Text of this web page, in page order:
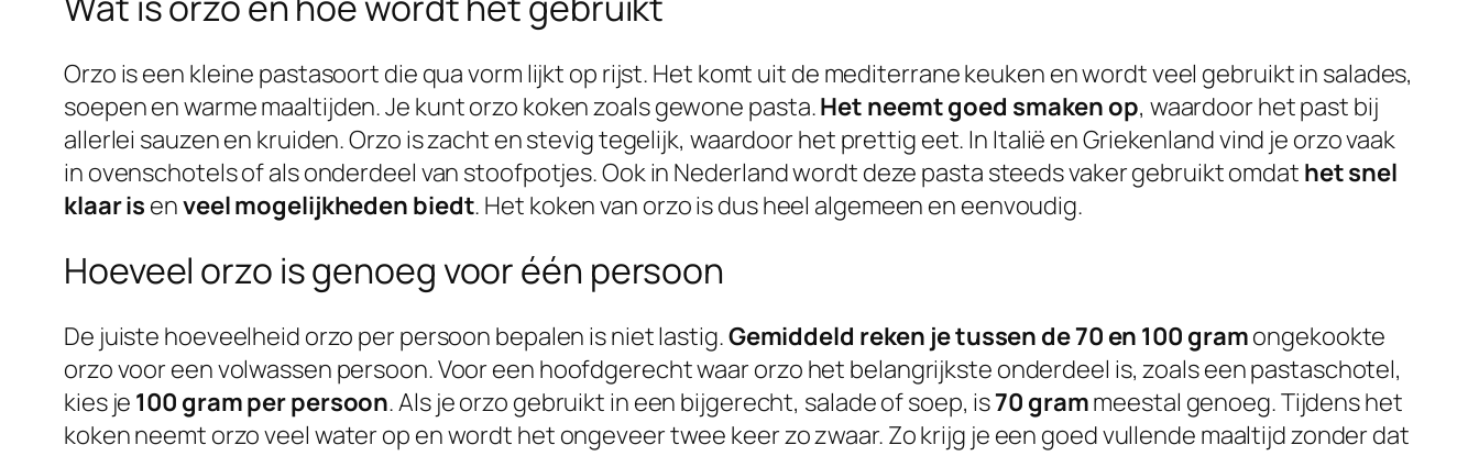
Orzo is een kleine pastasoort die qua vorm lijkt op rijst. Het komt uit de mediterrane keuken en wordt veel gebruikt in salades,
soepen en warme maaltijden. Je kunt orzo koken zoals gewone pasta.Het neemt goed smaken op, waardoor het past bij
allerlei sauzen en kruiden. Orzo is zacht en stevig tegelijk, waardoor het prettig eet. In Italië en Griekenland vind je orzo vaak
in ovenschotels of als onderdeel van stoofpotjes. Ook in Nederland wordt deze pasta steeds vaker gebruikt omdat het snel
klaar is enveel mogelijkheden biedt. Het koken van orzo is dus heel algemeen en eenvoudig.
Hoeveel orzo is genoeg voor één persoon
De juiste hoeveelheid orzo per persoon bepalen is niet lastig.Gemiddeld reken je tussen de 70 en 100 gramongekookte
orzo voor een volwassen persoon. Voor een hoofdgerecht waar orzo het belangrijkste onderdeel is, zoals een pastaschotel,
kies je 100 gram per persoon. Als je orzo gebruikt in een bijgerecht, salade of soep, is70 grammeestal genoeg. Tijdens het
koken neemt orzo veel water op en wordt het ongeveer twee keer zo zwaar. Zo krijg je een goed vullende maaltijd zonder dat